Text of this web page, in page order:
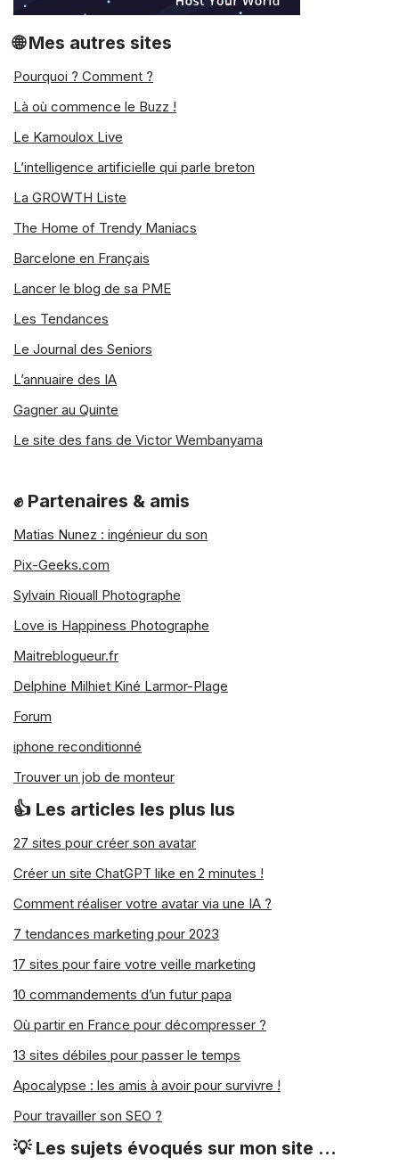
🌐 Mes autres sites
Pourquoi ? Comment ?
Là où commence le Buzz !
Le Kamoulox Live
L’intelligence artificielle qui parle breton
La GROWTH Liste
The Home of Trendy Maniacs
Barcelone en Français
Lancer le blog de sa PME
Les Tendances
Le Journal des Seniors
L’annuaire des IA
Gagner au Quinte
Le site des fans de Victor Wembanyama
✊ Partenaires & amis
Matias Nunez : ingénieur du son
Pix-Geeks.com
Sylvain Riouall Photographe
Love is Happiness Photographe
Maitreblogueur.fr
Delphine Milhiet Kiné Larmor-Plage
Forum
iphone reconditionné
Trouver un job de monteur
👍 Les articles les plus lus
27 sites pour créer son avatar
Créer un site ChatGPT like en 2 minutes !
Comment réaliser votre avatar via une IA ?
7 tendances marketing pour 2023
17 sites pour faire votre veille marketing
10 commandements d’un futur papa
Où partir en France pour décompresser ?
13 sites débiles pour passer le temps
Apocalypse : les amis à avoir pour survivre !
Pour travailler son SEO ?
💡 Les sujets évoqués sur mon site …